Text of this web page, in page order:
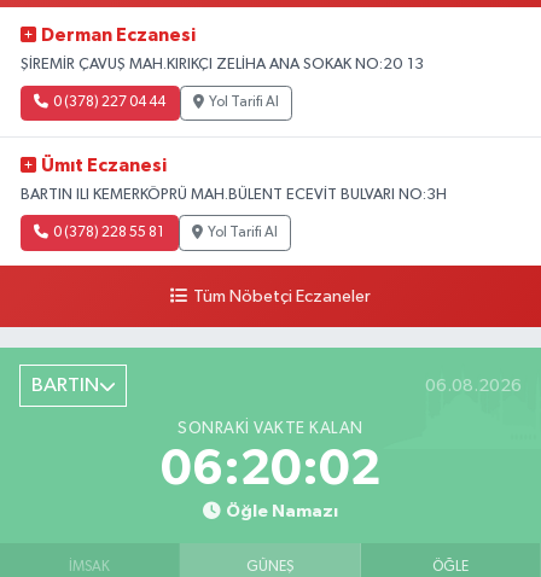
Derman Eczanesi
ŞİREMİR ÇAVUŞ MAH.KIRIKÇI ZELİHA ANA SOKAK NO:20 13
0 (378) 227 04 44 Yol Tarifi Al
Ümıt Eczanesi
BARTIN ILI KEMERKÖPRÜ MAH.BÜLENT ECEVİT BULVARI NO:3H
0 (378) 228 55 81 Yol Tarifi Al
Tüm Nöbetçi Eczaneler
BARTIN 06.08.2026
SONRAKI VAKTE KALAN
06:20:01
Öğle Namazı
İMSAK GÜNEŞ ÖĞLE